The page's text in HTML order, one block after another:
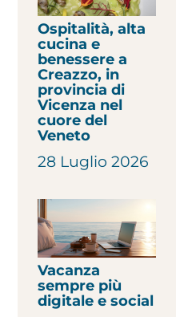
Ospitalità, alta
cucina e
benessere a
Creazzo, in
provincia di
Vicenza nel
cuore del
Veneto
28 Luglio 2026
Vacanza
sempre più
digitale e social